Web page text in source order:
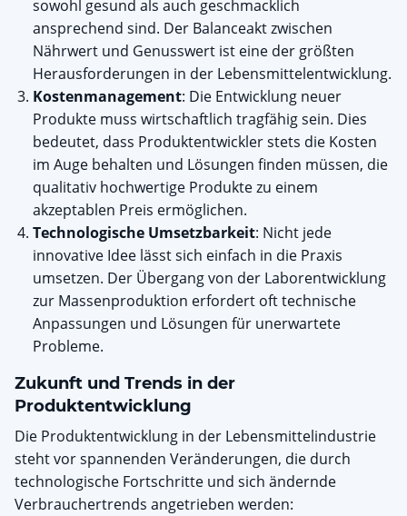
sowohl gesund als auch geschmacklich
ansprechend sind. Der Balanceakt zwischen
Nährwert und Genusswert ist eine der größten
Herausforderungen in der Lebensmittelentwicklung.
Kostenmanagement: Die Entwicklung neuer
Produkte muss wirtschaftlich tragfähig sein. Dies
bedeutet, dass Produktentwickler stets die Kosten
im Auge behalten und Lösungen finden müssen, die
qualitativ hochwertige Produkte zu einem
akzeptablen Preis ermöglichen.
Technologische Umsetzbarkeit: Nicht jede
innovative Idee lässt sich einfach in die Praxis
umsetzen. Der Übergang von der Laborentwicklung
zur Massenproduktion erfordert oft technische
Anpassungen und Lösungen für unerwartete
Probleme.
Zukunft und Trends in der
Produktentwicklung
Die Produktentwicklung in der Lebensmittelindustrie
steht vor spannenden Veränderungen, die durch
technologische Fortschritte und sich ändernde
Verbrauchertrends angetrieben werden: